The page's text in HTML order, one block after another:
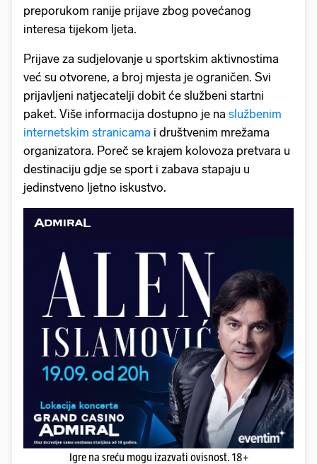
preporukom ranije prijave zbog povećanog
interesa tijekom ljeta.
Prijave za sudjelovanje u sportskim aktivnostima
već su otvorene, a broj mjesta je ograničen. Svi
prijavljeni natjecatelji dobit će službeni startni
paket. Više informacija dostupno je na službenim
internetskim stranicama i društvenim mrežama
organizatora. Poreč se krajem kolovoza pretvara u
destinaciju gdje se sport i zabava stapaju u
jedinstveno ljetno iskustvo.
Igre na sreću mogu izazvati ovisnost. 18+